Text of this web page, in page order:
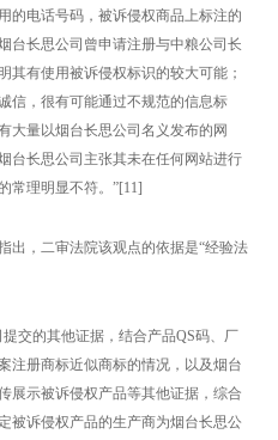
的电话号码，被诉侵权商品上标注的
长思公司曾申请注册与中粮公司长
其有使用被诉侵权标识的较大可能；
信，很有可能通过不规范的信息标
大量以烟台长思公司名义发布的网
台长思公司主张其未在任何网站进行
常理明显不符。”[11]
出，二审法院该观点的依据是“经验法
交的其他证据，结合产品QS码、厂
注册商标近似商标的情况，以及烟台
展示被诉侵权产品等其他证据，综合
被诉侵权产品的生产商为烟台长思公